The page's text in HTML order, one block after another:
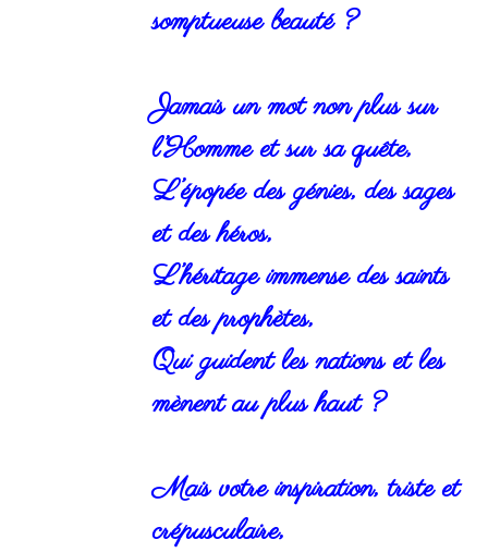
somptueuse beauté ?
Jamais un mot non plus sur
l’Homme et sur sa quête,
L’épopée des génies, des sages
et des héros,
L’héritage immense des saints
et des prophètes,
Qui guident les nations et les
mènent au plus haut ?
Mais votre inspiration, triste et
crépusculaire,